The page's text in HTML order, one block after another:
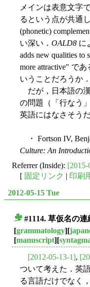
メインは表意文字
るという点が共通
(phonetic)
い深い． OALD8 に
adds new qualities to
more attractive" で
いうことだろうか．
だが，日本語の
の問題（「行なう
英語にはなさそうだ
・ Fortson IV,
Culture: An
Referrer (Inside): [2015-
[ 固定リンク | 印刷
2012-05-15 Tue
#1114. 草仮名の
[grammatology][
[manuscript][
[2012-05-13-1],
ついて考えた．英
る言語だけでなく